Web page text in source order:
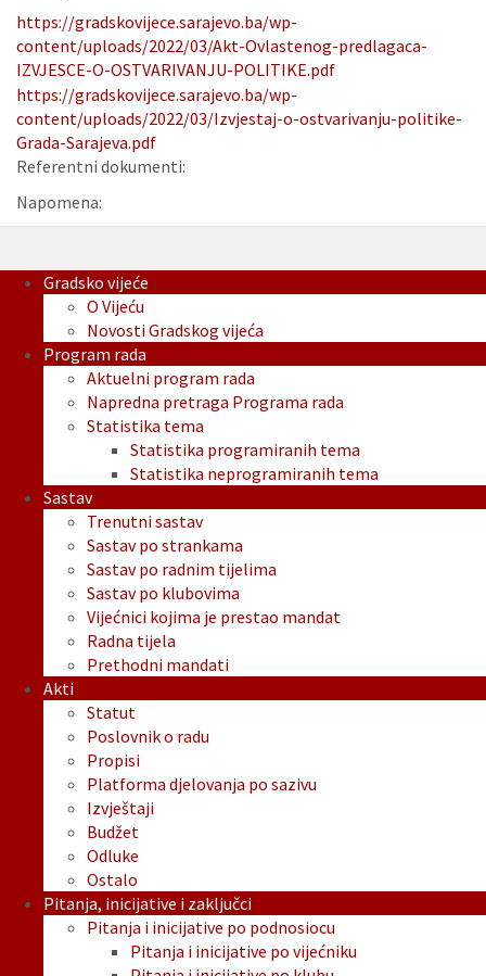
https://gradskovijece.sarajevo.ba/wp-
content/uploads/2022/03/Akt-Ovlastenog-predlagaca-
IZVJESCE-O-OSTVARIVANJU-POLITIKE.pdf
https://gradskovijece.sarajevo.ba/wp-
content/uploads/2022/03/Izvjestaj-o-ostvarivanju-politike-
Grada-Sarajeva.pdf
Referentni dokumenti:
Napomena:
Gradsko vijeće
O Vijeću
Novosti Gradskog vijeća
Program rada
Aktuelni program rada
Napredna pretraga Programa rada
Statistika tema
Statistika programiranih tema
Statistika neprogramiranih tema
Sastav
Trenutni sastav
Sastav po strankama
Sastav po radnim tijelima
Sastav po klubovima
Vijećnici kojima je prestao mandat
Radna tijela
Prethodni mandati
Akti
Statut
Poslovnik o radu
Propisi
Platforma djelovanja po sazivu
Izvještaji
Budžet
Odluke
Ostalo
Pitanja, inicijative i zaključci
Pitanja i inicijative po podnosiocu
Pitanja i inicijative po vijećniku